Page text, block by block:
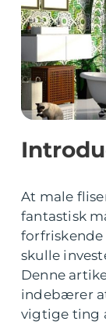
At male
fantastisk
forfriskende
skulle
Denne
indebærer
vigtige ting